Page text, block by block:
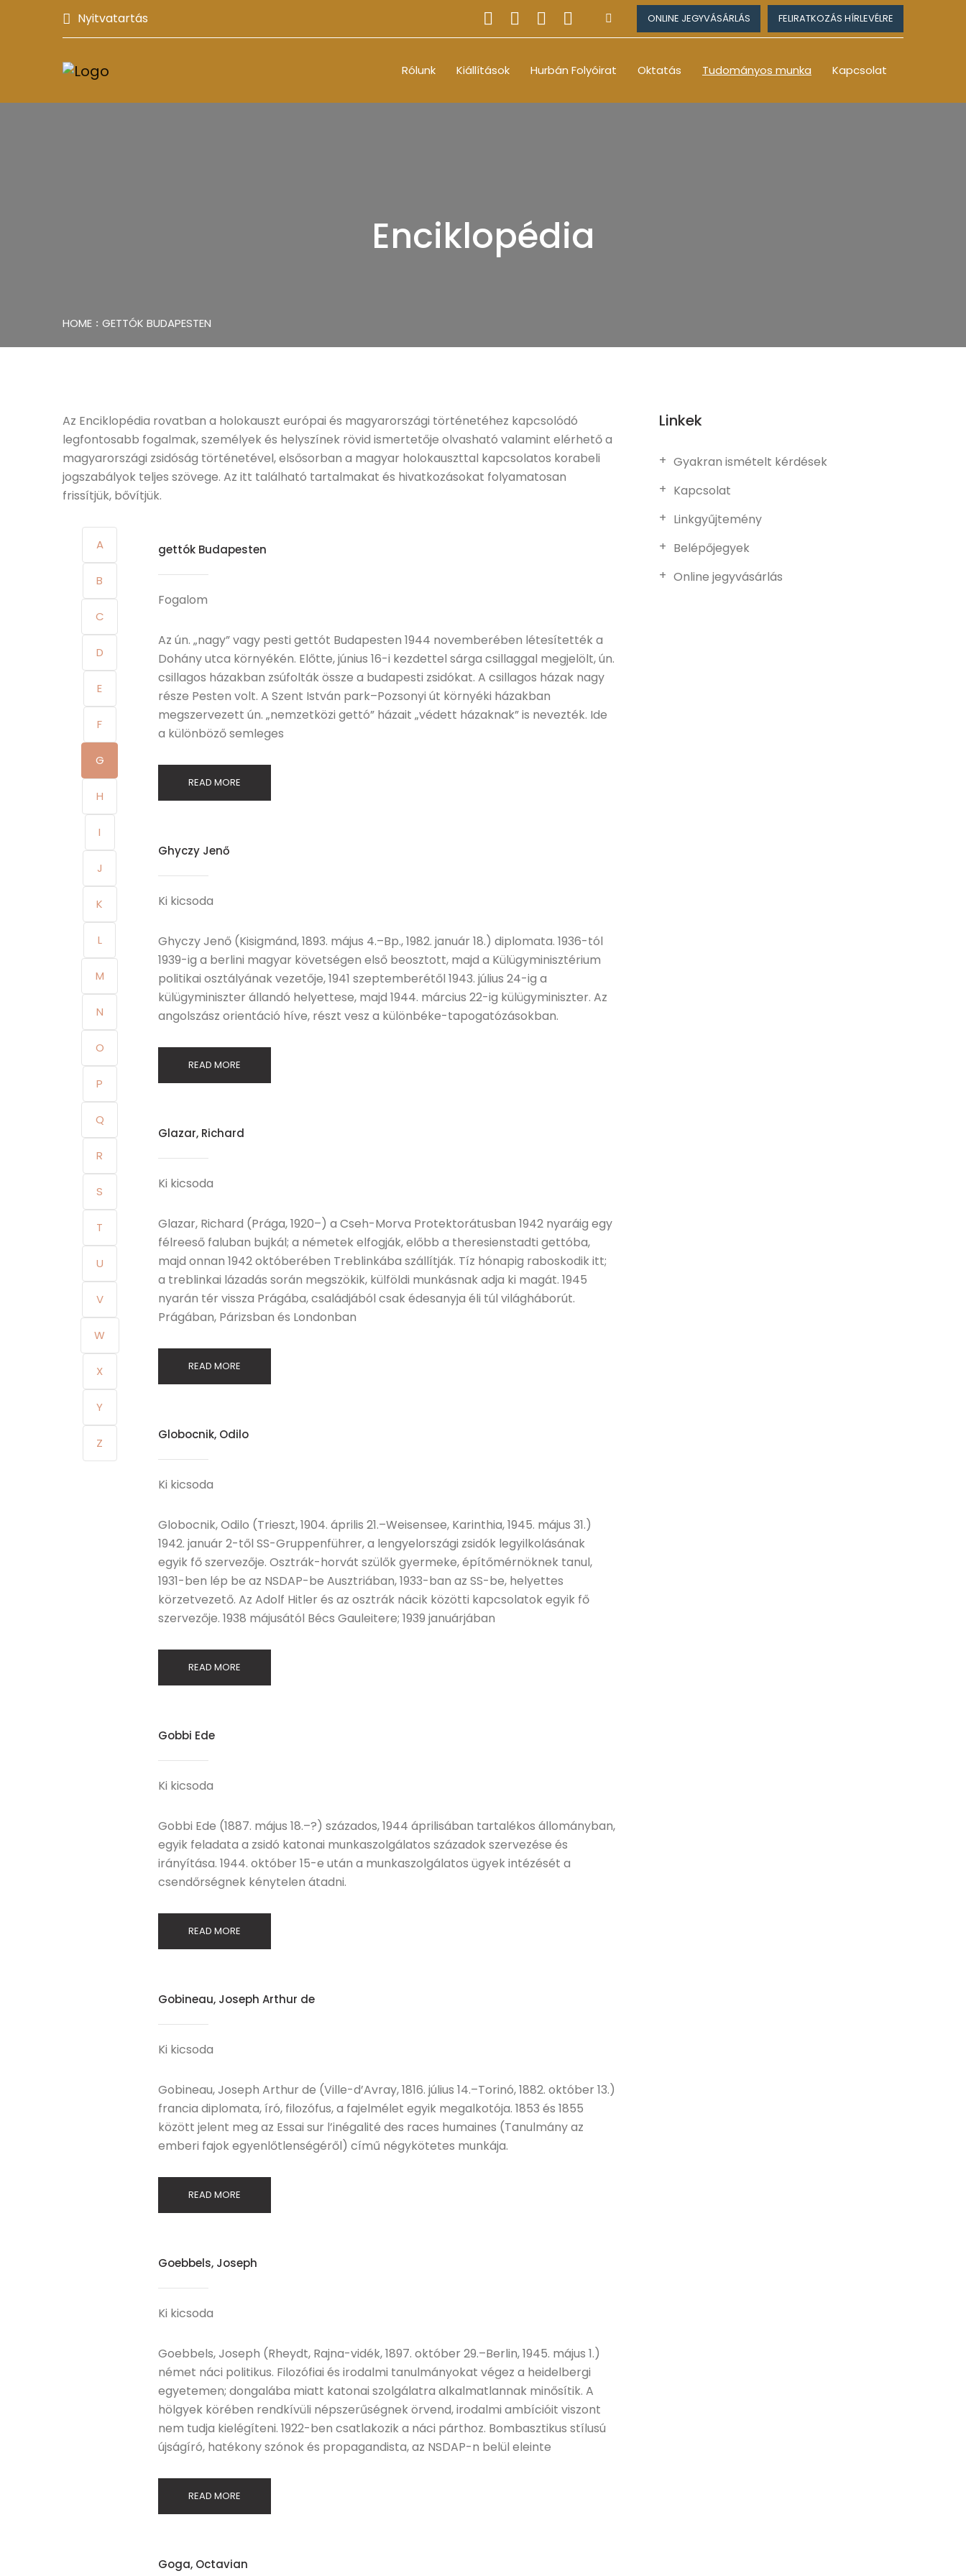
Nyitvatartás ONLINE JEGYVÁSÁRLÁS FELIRATKOZÁS HÍRLEVÉLRE
Rólunk Kiállítások Hurbán Folyóirat Oktatás Tudományos munka Kapcsolat
Enciklopédia
HOME GETTÓK BUDAPESTEN
Az Enciklopédia rovatban a holokauszt európai és magyarországi történetéhez kapcsolódó
legfontosabb fogalmak, személyek és helyszínek rövid ismertetője olvasható valamint elérhető a
magyarországi zsidóság történetével, elsősorban a magyar holokauszttal kapcsolatos korabeli
jogszabályok teljes szövege. Az itt található tartalmakat és hivatkozásokat folyamatosan
frissítjük, bővítjük.
A
B
C
D
E
F
G
H
I
J
K
L
M
N
O
P
Q
R
S
T
U
V
W
X
Y
Z
gettók Budapesten
Fogalom
Az ún. „nagy” vagy pesti gettót Budapesten 1944 novemberében létesítették a
Dohány utca környékén. Előtte, június 16-i kezdettel sárga csillaggal megjelölt, ún.
csillagos házakban zsúfolták össze a budapesti zsidókat. A csillagos házak nagy
része Pesten volt. A Szent István park–Pozsonyi út környéki házakban
megszervezett ún. „nemzetközi gettó” házait „védett házaknak” is nevezték. Ide
a különböző semleges
READ MORE
Ghyczy Jenő
Ki kicsoda
Ghyczy Jenő (Kisigmánd, 1893. május 4.–Bp., 1982. január 18.) diplomata. 1936-tól
1939-ig a berlini magyar követségen első beosztott, majd a Külügyminisztérium
politikai osztályának vezetője, 1941 szeptemberétől 1943. július 24-ig a
külügyminiszter állandó helyettese, majd 1944. március 22-ig külügyminiszter. Az
angolszász orientáció híve, részt vesz a különbéke-tapogatózásokban.
READ MORE
Glazar, Richard
Ki kicsoda
Glazar, Richard (Prága, 1920–) a Cseh-Morva Protektorátusban 1942 nyaráig egy
félreeső faluban bujkál; a németek elfogják, előbb a theresienstadti gettóba,
majd onnan 1942 októberében Treblinkába szállítják. Tíz hónapig raboskodik itt;
a treblinkai lázadás során megszökik, külföldi munkásnak adja ki magát. 1945
nyarán tér vissza Prágába, családjából csak édesanyja éli túl világháborút.
Prágában, Párizsban és Londonban
READ MORE
Globocnik, Odilo
Ki kicsoda
Globocnik, Odilo (Trieszt, 1904. április 21.–Weisensee, Karinthia, 1945. május 31.)
1942. január 2-től SS-Gruppenführer, a lengyelországi zsidók legyilkolásának
egyik fő szervezője. Osztrák-horvát szülők gyermeke, építőmérnöknek tanul,
1931-ben lép be az NSDAP-be Ausztriában, 1933-ban az SS-be, helyettes
körzetvezető. Az Adolf Hitler és az osztrák nácik közötti kapcsolatok egyik fő
szervezője. 1938 májusától Bécs Gauleitere; 1939 januárjában
READ MORE
Gobbi Ede
Ki kicsoda
Gobbi Ede (1887. május 18.–?) százados, 1944 áprilisában tartalékos állományban,
egyik feladata a zsidó katonai munkaszolgálatos századok szervezése és
irányítása. 1944. október 15-e után a munkaszolgálatos ügyek intézését a
csendőrségnek kénytelen átadni.
READ MORE
Gobineau, Joseph Arthur de
Ki kicsoda
Gobineau, Joseph Arthur de (Ville-d’Avray, 1816. július 14.–Torinó, 1882. október 13.)
francia diplomata, író, filozófus, a fajelmélet egyik megalkotója. 1853 és 1855
között jelent meg az Essai sur l’inégalité des races humaines (Tanulmány az
emberi fajok egyenlőtlenségéről) című négykötetes munkája.
READ MORE
Goebbels, Joseph
Ki kicsoda
Goebbels, Joseph (Rheydt, Rajna-vidék, 1897. október 29.–Berlin, 1945. május 1.)
német náci politikus. Filozófiai és irodalmi tanulmányokat végez a heidelbergi
egyetemen; dongalába miatt katonai szolgálatra alkalmatlannak minősítik. A
hölgyek körében rendkívüli népszerűségnek örvend, irodalmi ambícióit viszont
nem tudja kielégíteni. 1922-ben csatlakozik a náci párthoz. Bombasztikus stílusú
újságíró, hatékony szónok és propagandista, az NSDAP-n belül eleinte
READ MORE
Goga, Octavian
Linkek
Gyakran ismételt kérdések
Kapcsolat
Linkgyűjtemény
Belépőjegyek
Online jegyvásárlás